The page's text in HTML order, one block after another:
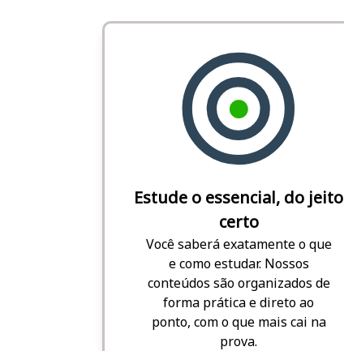
Estude o essencial, do jeito
certo
Você saberá exatamente o que
e como estudar. Nossos
conteúdos são organizados de
forma prática e direto ao
ponto, com o que mais cai na
prova.